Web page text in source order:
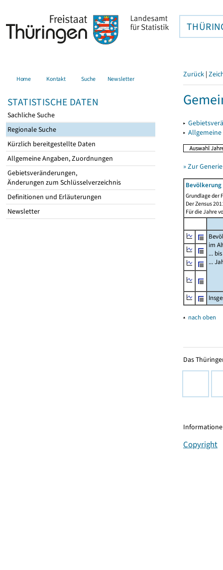
Home Kontakt Suche Newsletter
STATISTISCHE DATEN
Sachliche Suche
Regionale Suche
Kürzlich bereitgestellte Daten
Allgemeine Angaben, Zuordnungen
Gebietsveränderungen,
Änderungen zum Schlüsselverzeichnis
Definitionen und Erläuterungen
Newsletter
Zurück |
▸
▸
» Zur
Grundlage der
Der Zensus
Für die Jahre
im
...
...
▴ nach oben
Das
Copyright